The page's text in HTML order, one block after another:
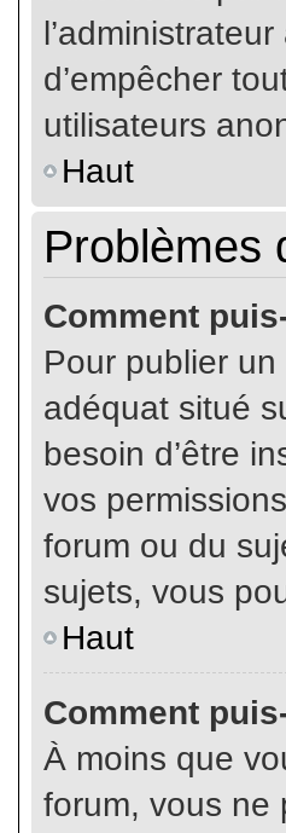
d’empêcher
utilisateurs
Haut
Problèmes
Comment
Pour publier
adéquat situé
besoin d’être
vos
forum ou du
sujets, vous
Haut
Comment
À moins que
forum, vous ne